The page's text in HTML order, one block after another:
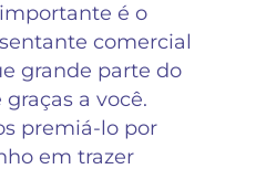
é o
comercial
grande parte do
a você.
premiá-lo por
em trazer